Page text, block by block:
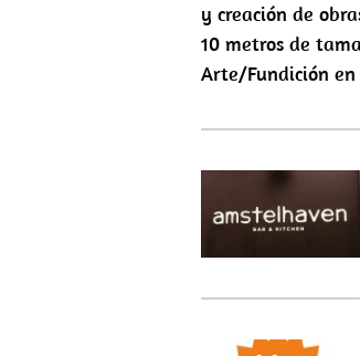
y creación de
10 metros de
Arte/Fundición en